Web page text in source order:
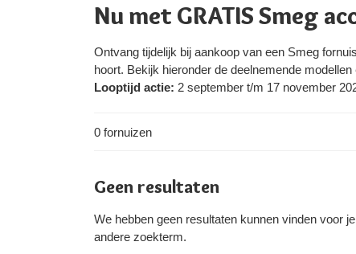
Nu met GRATIS Smeg
Ontvang tijdelijk bij aankoop van een Smeg
hoort. Bekijk hieronder de deelnemende
Looptijd actie: 2 september t/m 17 november
0fornuizen
Geen resultaten
We hebben geen resultaten kunnen vinden voor
andere zoekterm.